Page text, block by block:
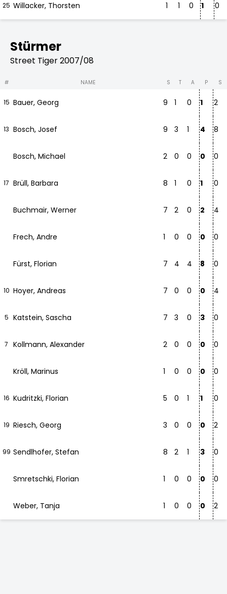
25 Willacker, Thorsten 1 1 0 1 0
Stürmer
Street Tiger 2007/08
# NAME S T A P S
15 Bauer, Georg 9 1 0 1 2
13 Bosch, Josef 9 3 1 4 8
Bosch, Michael 2 0 0 0 0
17 Brüll, Barbara 8 1 0 1 0
Buchmair, Werner 7 2 0 2 4
Frech, Andre 1 0 0 0 0
Fürst, Florian 7 4 4 8 0
10 Hoyer, Andreas 7 0 0 0 4
5 Katstein, Sascha 7 3 0 3 0
7 Kollmann, Alexander 2 0 0 0 0
Kröll, Marinus 1 0 0 0 0
16 Kudritzki, Florian 5 0 1 1 0
19 Riesch, Georg 3 0 0 0 2
99 Sendlhofer, Stefan 8 2 1 3 0
Smretschki, Florian 1 0 0 0 0
Weber, Tanja 1 0 0 0 2